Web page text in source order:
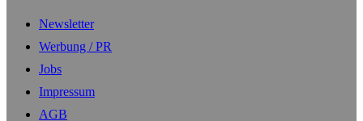
Newsletter
Werbung / PR
Jobs
Impressum
AGB